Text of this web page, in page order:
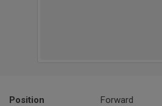
Position
Forward